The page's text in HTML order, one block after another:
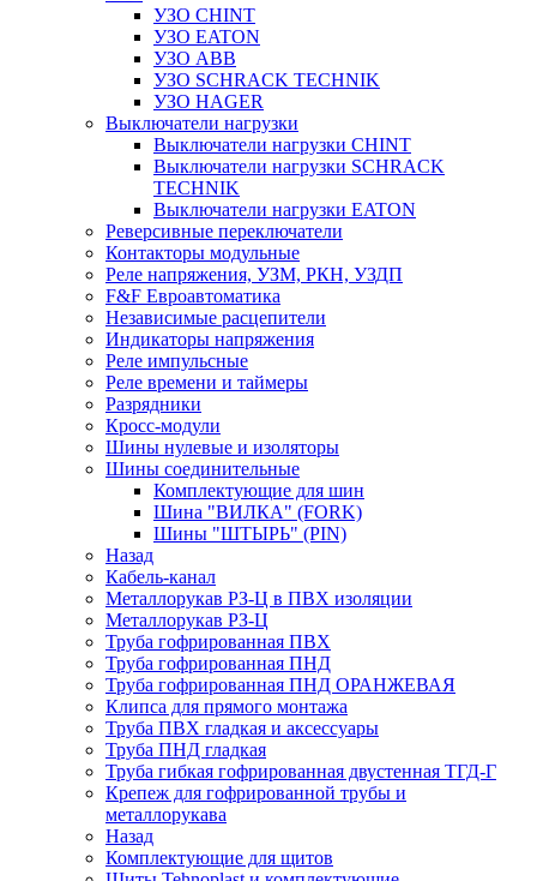
УЗО CHINT
УЗО EATON
УЗО ABB
УЗО SCHRACK TECHNIK
УЗО HAGER
Выключатели нагрузки
Выключатели нагрузки CHINT
Выключатели нагрузки SCHRACK
TECHNIK
Выключатели нагрузки EATON
Реверсивные переключатели
Контакторы модульные
Реле напряжения, УЗМ, РКН, УЗДП
F&F Евроавтоматика
Независимые расцепители
Индикаторы напряжения
Реле импульсные
Реле времени и таймеры
Разрядники
Кросс-модули
Шины нулевые и изоляторы
Шины соединительные
Комплектующие для шин
Шина "ВИЛКА" (FORK)
Шины "ШТЫРЬ" (PIN)
Назад
Кабель-канал
Металлорукав РЗ-Ц в ПВХ изоляции
Металлорукав РЗ-Ц
Труба гофрированная ПВХ
Труба гофрированная ПНД
Труба гофрированная ПНД ОРАНЖЕВАЯ
Клипса для прямого монтажа
Труба ПВХ гладкая и аксессуары
Труба ПНД гладкая
Труба гибкая гофрированная двустенная ТГД-Г
Крепеж для гофрированной трубы и
металлорукава
Назад
Комплектующие для щитов